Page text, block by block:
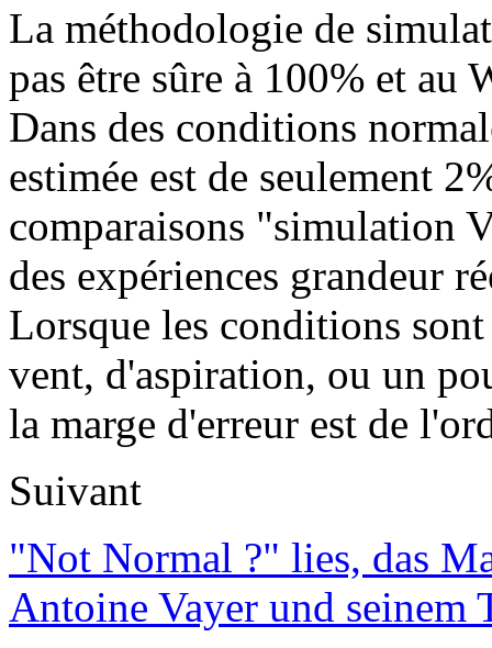
La méthodologie de
pas être sûre à 100% et au
Dans des conditions
estimée est de seulement
comparaisons "simulation
des expériences grandeur
Lorsque les conditions
vent, d'aspiration, ou un
la marge d'erreur est de
Suivant
"Not Normal ?" lies, das
Antoine Vayer und seinem